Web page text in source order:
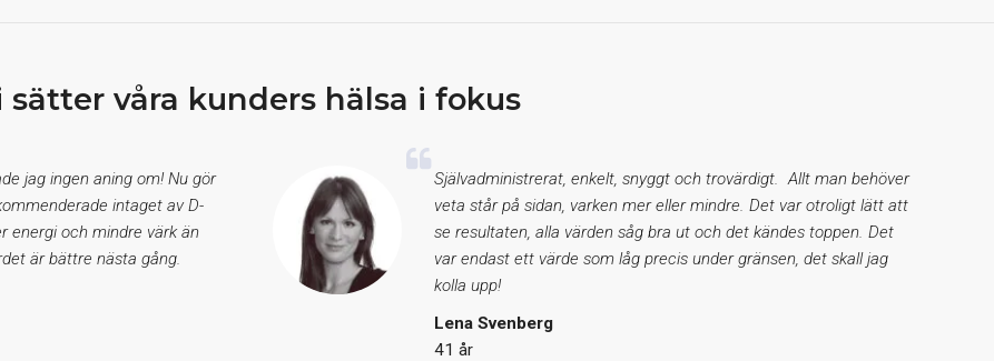
sätter våra kunders hälsa i fokus
jag ingen aning om! Nu gör
intaget av D-
energi och mindre värk än
är bättre nästa gång.
Självadministrerat, enkelt, snyggt och trovärdigt. Allt man behöver
veta står på sidan, varken mer eller mindre. Det var otroligt lätt att
se resultaten, alla värden såg bra ut och det kändes toppen. Det
var endast ett värde som låg precis under gränsen, det skall jag
kolla upp!
Lena Svenberg
41 år